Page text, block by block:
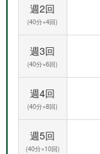
週2回
(40分×4回)
週3回
(40分×6回)
週4回
(40分×8回)
週5回
(40分×10回)